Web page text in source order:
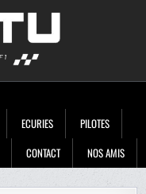
ECURIES
PILOTES
CONTACT NOS AMIS